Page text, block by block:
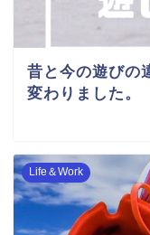
昔と今の遊びの
変わりました。
Life＆Work